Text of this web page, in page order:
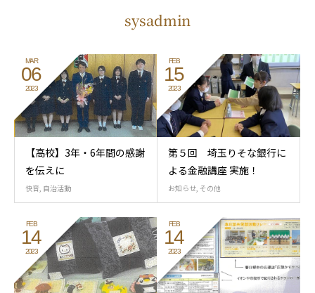
sysadmin
MAR
06
2023
【高校】3年・6年間の感謝
を伝えに
快音 自治活動
FEB
15
2023
第５回 埼玉りそな銀行に
よる金融講座 実施！
お知らせ その他
FEB
14
2023
FEB
14
2023